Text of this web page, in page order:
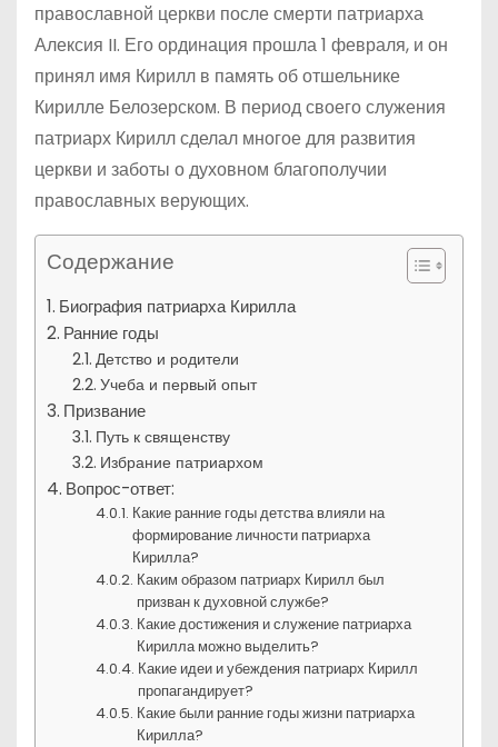
православной церкви после смерти патриарха
Алексия II. Его ординация прошла 1 февраля, и он
принял имя Кирилл в память об отшельнике
Кирилле Белозерском. В период своего служения
патриарх Кирилл сделал многое для развития
церкви и заботы о духовном благополучии
православных верующих.
Содержание
Биография патриарха Кирилла
Ранние годы
Детство и родители
Учеба и первый опыт
Призвание
Путь к священству
Избрание патриархом
Вопрос-ответ:
Какие ранние годы детства влияли на
формирование личности патриарха
Кирилла?
Каким образом патриарх Кирилл был
призван к духовной службе?
Какие достижения и служение патриарха
Кирилла можно выделить?
Какие идеи и убеждения патриарх Кирилл
пропагандирует?
Какие были ранние годы жизни патриарха
Кирилла?